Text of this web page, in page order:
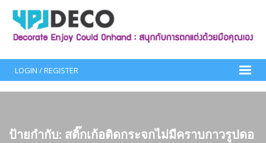
content
LOGIN / REGISTER
ป้ายกำกับ: สติ๊กเก้อติดกระจกไม่มีคราบกาวรูปดอ